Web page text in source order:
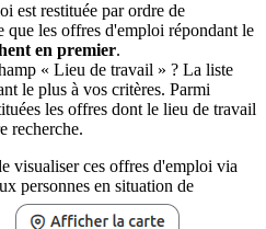
est restituée par ordre de
que les offres d'emploi répondant le
en premier.
« Lieu de travail » ? La liste
le plus à vos critères. Parmi
les offres dont le lieu de travail
recherche.
visualiser ces offres d'emploi via
personnes en situation de